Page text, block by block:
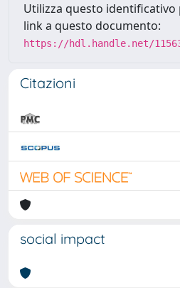
Utilizza questo
link a questo documento:
https://hdl.handle.net/
Citazioni
social impact